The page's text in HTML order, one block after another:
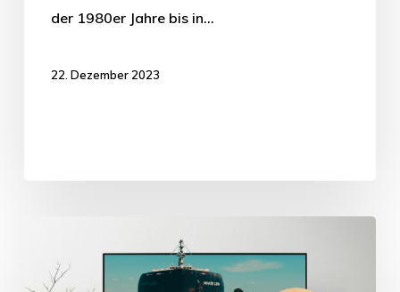
der 1980er Jahre bis in…
22. Dezember 2023